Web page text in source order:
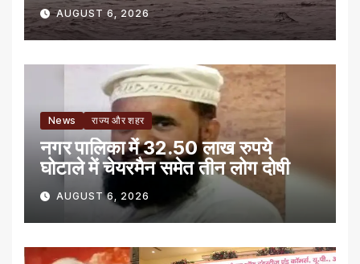
AUGUST 6, 2026
News राज्य और शहर
नगर पालिका में 32.50 लाख रुपये
घोटाले में चेयरमैन समेत तीन लोग दोषी
AUGUST 6, 2026